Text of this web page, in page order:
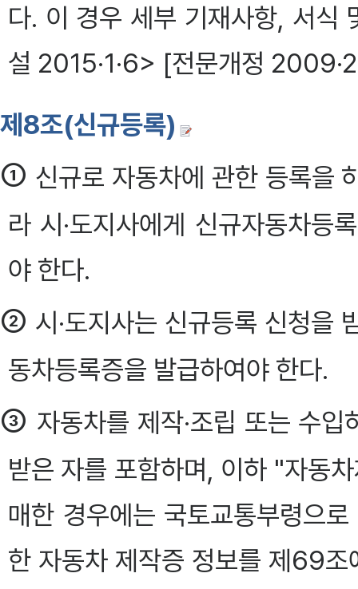
다. 이 경우 세부 기재사항, 서식
설 2015·1·6> [전문개정
제8조(신규등록)
① 신규로 자동차에 관한 등록을
라 시·도지사에게 신규자동차등
야 한다.
② 시·도지사는 신규등록 신청을
동차등록증을 발급하여야 한다.
③ 자동차를 제작·조립 또는 수
받은 자를 포함하며, 이하 "자동
매한 경우에는 국토교통부령으
한 자동차 제작증 정보를 제69